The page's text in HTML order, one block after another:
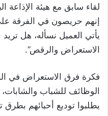
إنهم حريصون في الفرقة
يأتي العميل نسأله، هل
الاستعراض والرقص”.
فكرة فرق الاستعراض في
الوظائف للشباب
يطلبوا توديع أحبائهم